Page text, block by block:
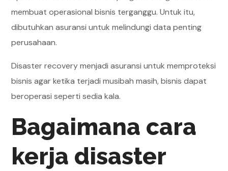
membuat operasional bisnis terganggu. Untuk itu,
dibutuhkan asuransi untuk melindungi data penting
perusahaan.
Disaster recovery menjadi asuransi untuk memproteksi
bisnis agar ketika terjadi musibah masih, bisnis dapat
beroperasi seperti sedia kala.
Bagaimana cara
kerja disaster